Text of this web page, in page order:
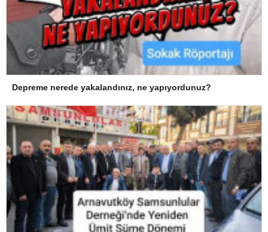
Depreme nerede yakalandınız, ne yapıyordunuz?